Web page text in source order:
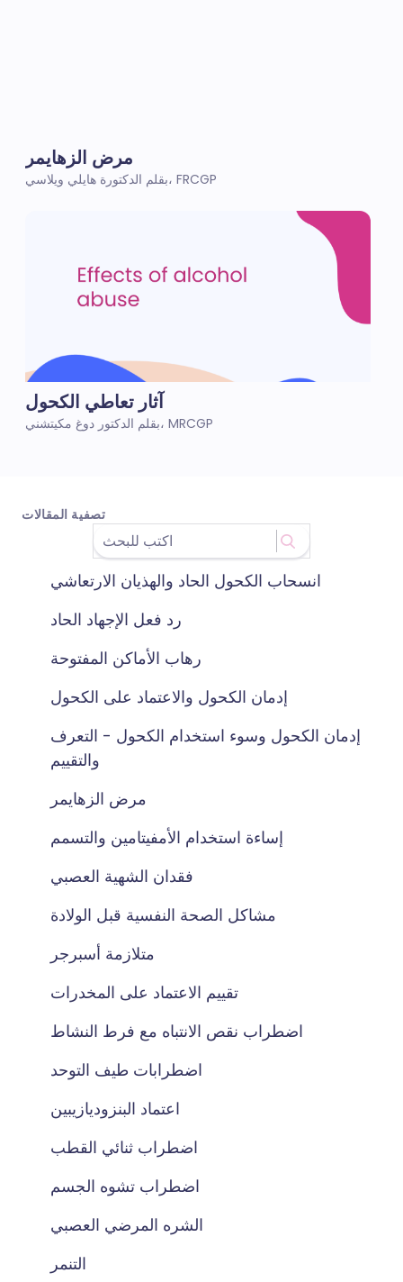
مرض الزهايمر
بقلم الدكتورة هايلي ويلاسي، FRCGP
آثار تعاطي الكحول
بقلم الدكتور دوغ مكيتشني، MRCGP
تصفية المقالات
انسحاب الكحول الحاد والهذيان الارتعاشي
رد فعل الإجهاد الحاد
رهاب الأماكن المفتوحة
إدمان الكحول والاعتماد على الكحول
إدمان الكحول وسوء استخدام الكحول - التعرف
والتقييم
مرض الزهايمر
إساءة استخدام الأمفيتامين والتسمم
فقدان الشهية العصبي
مشاكل الصحة النفسية قبل الولادة
متلازمة أسبرجر
تقييم الاعتماد على المخدرات
اضطراب نقص الانتباه مع فرط النشاط
اضطرابات طيف التوحد
اعتماد البنزوديازيبين
اضطراب ثنائي القطب
اضطراب تشوه الجسم
الشره المرضي العصبي
التنمر